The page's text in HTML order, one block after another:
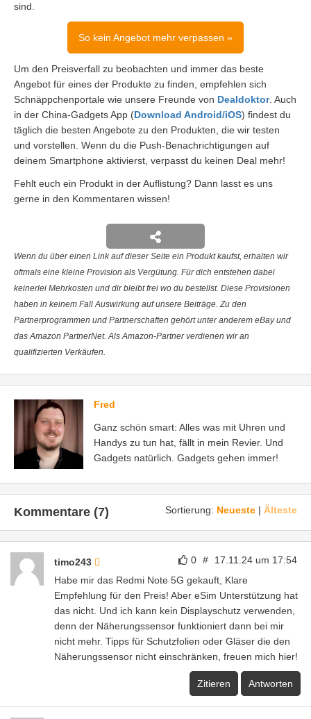
sind.
So kein Angebot mehr verpassen »
Um den Preisverfall zu beobachten und immer das beste
Angebot für eines der Produkte zu finden, empfehlen sich
Schnäppchenportale wie unsere Freunde von Dealdoktor. Auch
in der China-Gadgets App (Download Android/iOS) findest du
täglich die besten Angebote zu den Produkten, die wir testen
und vorstellen. Wenn du die Push-Benachrichtigungen auf
deinem Smartphone aktivierst, verpasst du keinen Deal mehr!
Fehlt euch ein Produkt in der Auflistung? Dann lasst es uns
gerne in den Kommentaren wissen!
Wenn du über einen Link auf dieser Seite ein Produkt kaufst, erhalten wir
oftmals eine kleine Provision als Vergütung. Für dich entstehen dabei
keinerlei Mehrkosten und dir bleibt frei wo du bestellst. Diese Provisionen
haben in keinem Fall Auswirkung auf unsere Beiträge. Zu den
Partnerprogrammen und Partnerschaften gehört unter anderem eBay und
das Amazon PartnerNet. Als Amazon-Partner verdienen wir an
qualifizierten Verkäufen.
Fred
Ganz schön smart: Alles was mit Uhren und
Handys zu tun hat, fällt in mein Revier. Und
Gadgets natürlich. Gadgets gehen immer!
Sortierung: Neueste | Älteste
Kommentare (7)
0 # 17.11.24 um 17:54
timo243
Habe mir das Redmi Note 5G gekauft, Klare
Empfehlung für den Preis! Aber eSim Unterstützung hat
das nicht. Und ich kann kein Displayschutz verwenden,
denn der Näherungssensor funktioniert dann bei mir
nicht mehr. Tipps für Schutzfolien oder Gläser die den
Näherungssensor nicht einschränken, freuen mich hier!
Zitieren Antworten